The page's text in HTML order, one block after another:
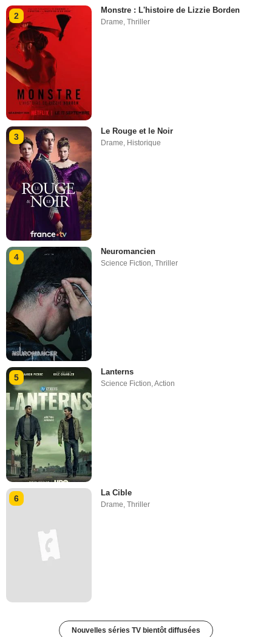
2
Monstre : L'histoire de Lizzie Borden
Drame,Thriller
3
Le Rouge et le Noir
Drame Historique
4
Neuromancien
Science Fiction,Thriller
5
Lanterns
Science Fiction,Action
6
La Cible
Drame ,Thriller
Nouvelles séries TV bientôt diffusées